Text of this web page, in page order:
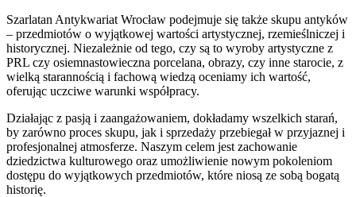
Szarlatan Antykwariat Wrocław podejmuje się także skupu antyków
– przedmiotów o wyjątkowej wartości artystycznej, rzemieślniczej i
historycznej. Niezależnie od tego, czy są to wyroby artystyczne z
PRL czy osiemnastowieczna porcelana, obrazy, czy inne starocie, z
wielką starannością i fachową wiedzą oceniamy ich wartość,
oferując uczciwe warunki współpracy.
Działając z pasją i zaangażowaniem, dokładamy wszelkich starań,
by zarówno proces skupu, jak i sprzedaży przebiegał w przyjaznej i
profesjonalnej atmosferze. Naszym celem jest zachowanie
dziedzictwa kulturowego oraz umożliwienie nowym pokoleniom
dostępu do wyjątkowych przedmiotów, które niosą ze sobą bogatą
historię.